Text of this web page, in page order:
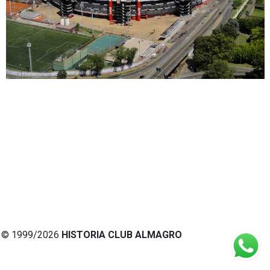
© 1999/2026 HISTORIA CLUB ALMAGRO